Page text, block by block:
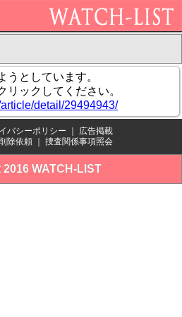
うとしています。
リックしてください。
detail/29494943/
バシーポリシー
広告掲載
除依頼 捜査関係事項照会
WATCH-LIST